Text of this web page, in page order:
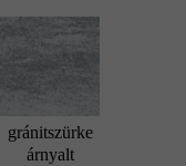
gránitszürke
árnyalt